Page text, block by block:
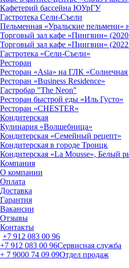
Кафетерий бассейна ЮУрГУ
Гастротека Сели-Съели
Пельменная «Уральские пельмени»
Торговый зал кафе «Пингвин»
Торговый зал кафе «Пингвин»
Гастротека «Сели-Съели»
Ресторан
Ресторан «Asia» на ГЛК «Солнечная
Ресторан «Business Residence»
Гастробар "The Neon"
Ресторан быстрой еды «Иль Густо»
Ресторан «CHESTER»
Кондитерская
Кулинария «Волшебница»
Кондитерская «Семейный рецепт»
Кондитерская в городе Троицк
Кондитерская «La Mousse», Белый
Компания
О компании
Оплата
Доставка
Гарантия
Вакансии
Отзывы
Контакты
+7 912 083 00 96
+7 912 083 00 96Сервисная служба
+ 7 9000 74 09 09Отдел продаж